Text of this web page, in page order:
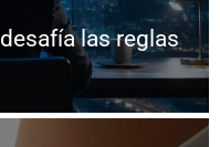
las reglas